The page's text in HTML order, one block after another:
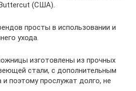
Buttercut (США).
просты в использовании и
ухода.
изготовлены из прочных
стали, с дополнительным
поэтому прослужат долго, не